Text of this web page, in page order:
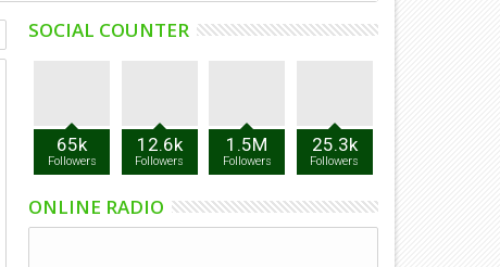
SOCIAL COUNTER
65k
Followers
12.6k
Followers
1.5M
Followers
25.3k
Followers
ONLINE RADIO